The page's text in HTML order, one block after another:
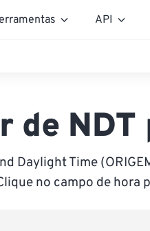
API
de NDT
Daylight Time
no campo de hora